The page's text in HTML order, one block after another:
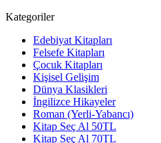
Kategoriler
Edebiyat Kitapları
Felsefe Kitapları
Çocuk Kitapları
Kişisel Gelişim
Dünya Klasikleri
İngilizce Hikayeler
Roman (Yerli-Yabancı)
Kitap Seç Al 50TL
Kitap Seç Al 70TL